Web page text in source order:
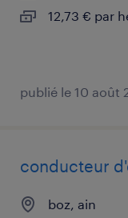
12,73 € par
publié le 10 août
conducteur
boz, ain